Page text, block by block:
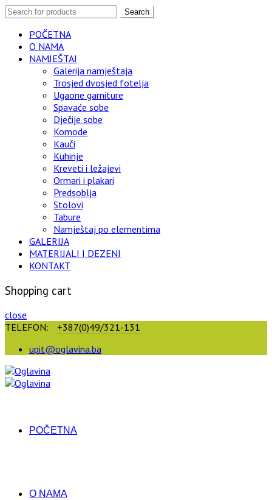
Search
POČETNA
O NAMA
NAMJEŠTAJ
Galerija namještaja
Trosjed dvosjed fotelja
Ugaone garniture
Spavaće sobe
Dječije sobe
Komode
Kauči
Kuhinje
Kreveti i ležajevi
Ormari i plakari
Predsoblja
Stolovi
Tabure
Namještaj po elementima
GALERIJA
MATERIJALI I DEZENI
KONTAKT
Shopping cart
close
TELEFON:
+387(0)49/321-131
upit@oglavina.ba
POČETNA
O NAMA